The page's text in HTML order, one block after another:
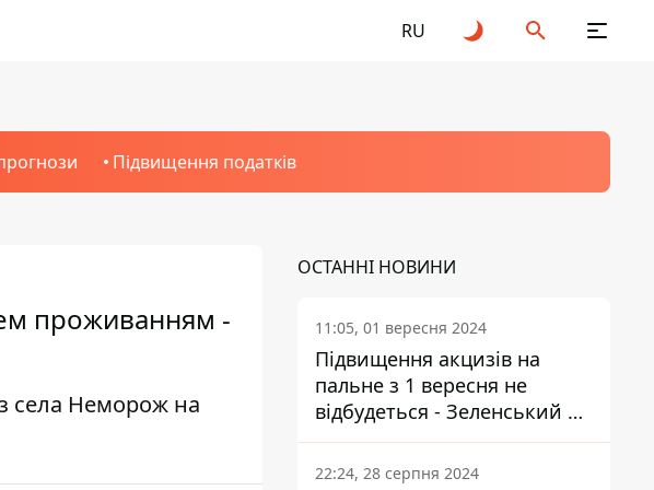
RU
Підвищення податків
проживанням -
села Неморож на
ОСТАННІ НОВИНИ
11:05, 01 вересня 2024
Підвищення акцизів на
пальне з 1 вересня не
відбудеться - Зеленський не
підписав закон
22:24, 28 серпня 2024